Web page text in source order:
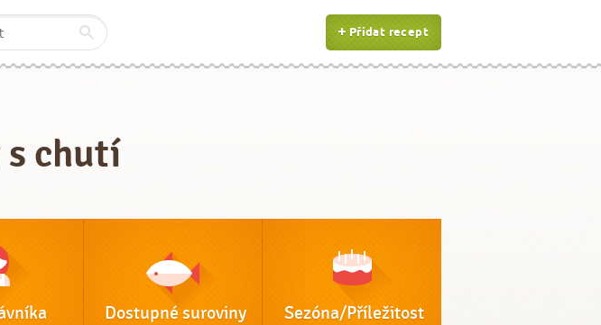
Přidat recept
s chutí
Dostupné suroviny Sezóna/Příležitost